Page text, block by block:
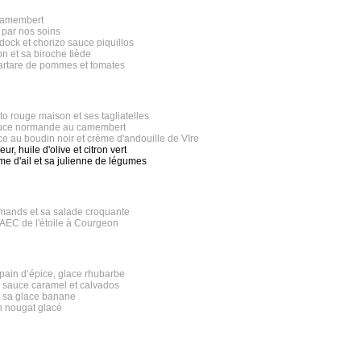
nos soins
et chorizo sauce piquillos
et sa biroche tiède
de pommes et tomates
rouge maison et ses tagliatelles
normande au camembert
au boudin noir et crème d'andouille de VIre
huile d'olive et citron vert
d'ail et sa julienne de légumes
et sa salade croquante
de l'étoile à Courgeon
d’épice, glace rhubarbe
caramel et calvados
glace banane
nougat glacé